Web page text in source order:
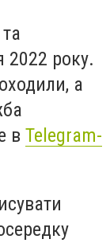
року.
а
в Telegram-